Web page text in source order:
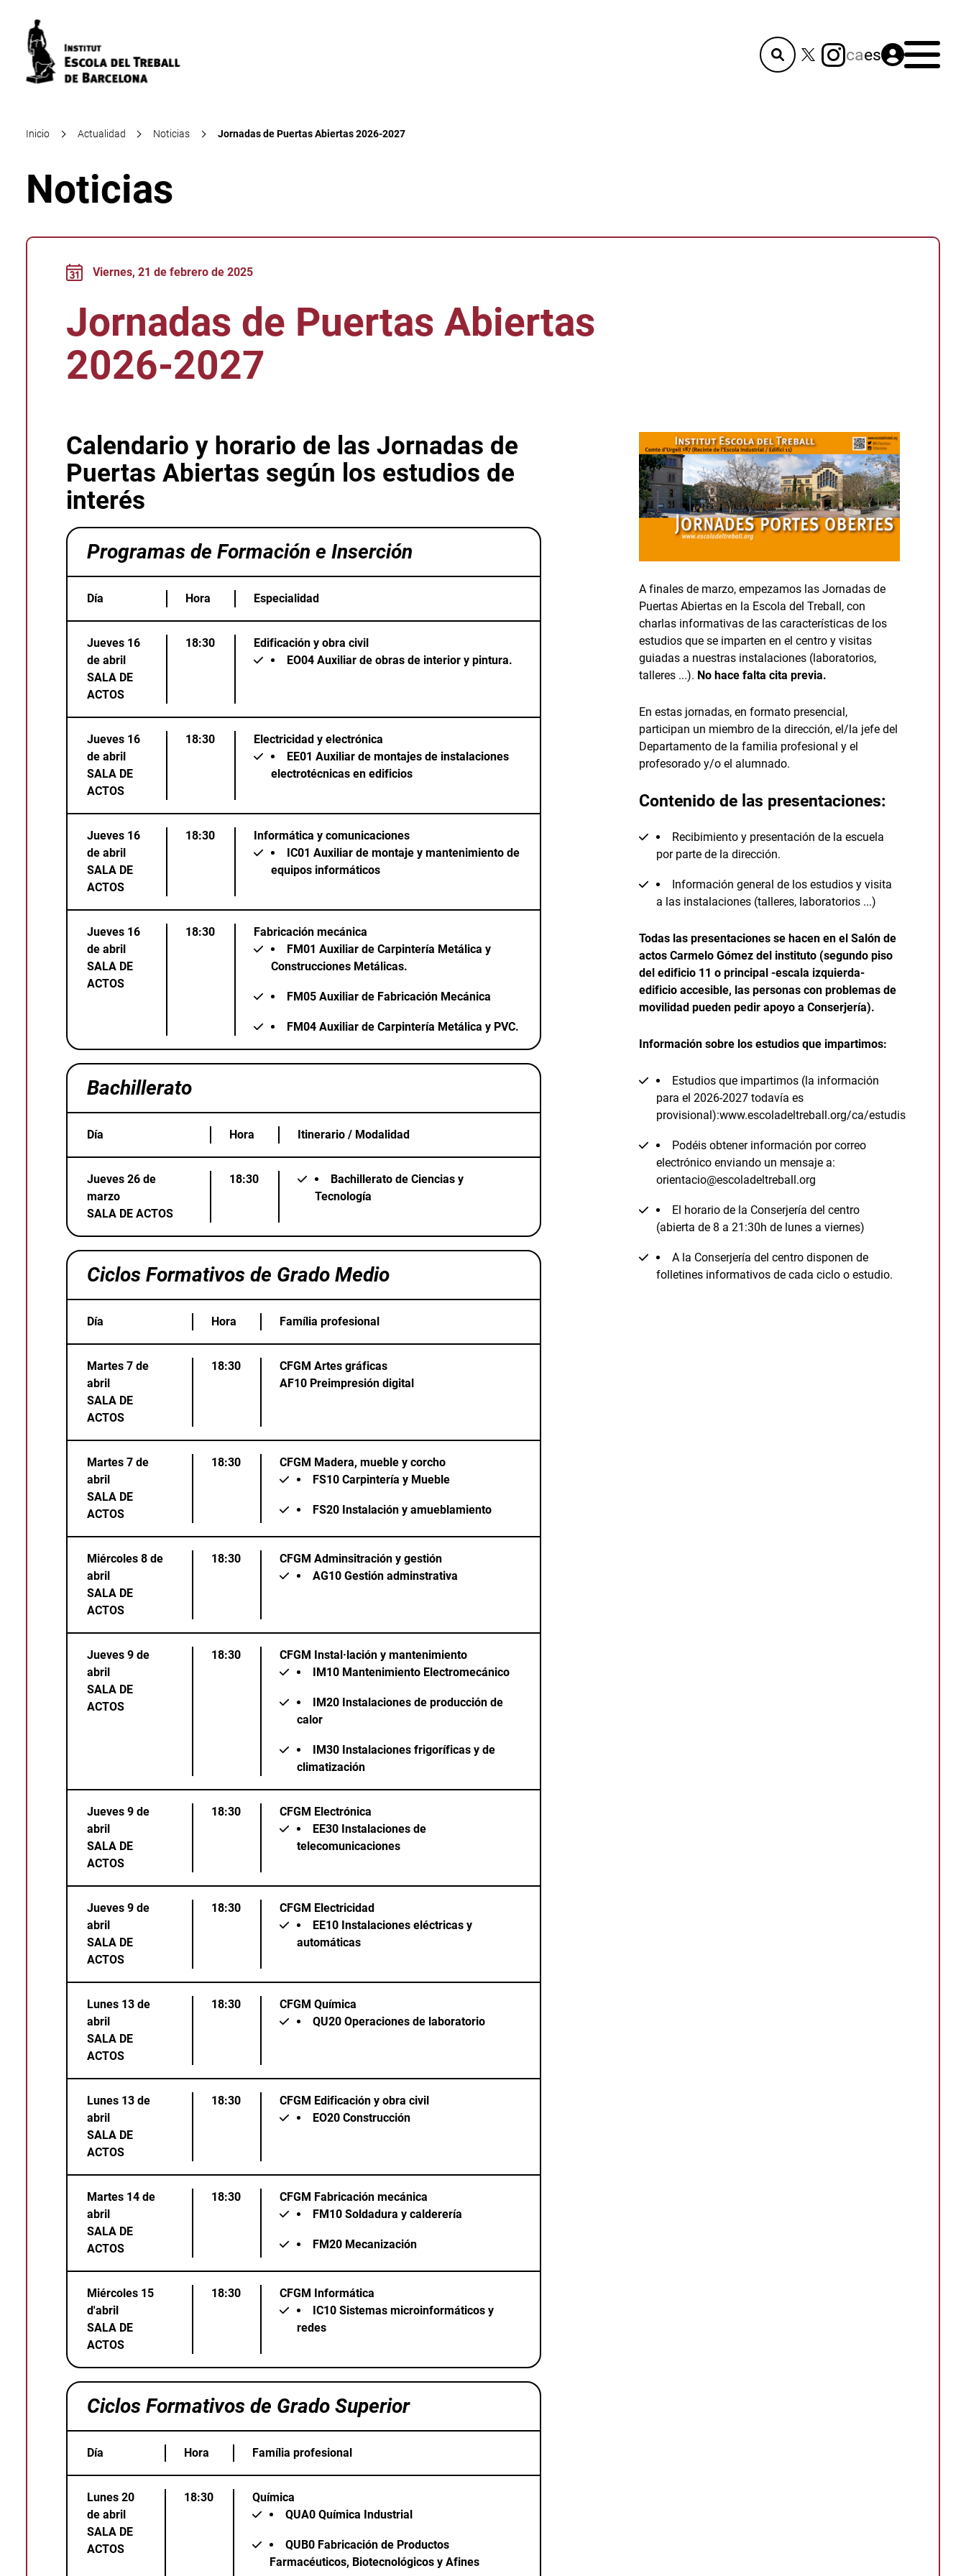
caes Menú
Inicio Actualidad Noticias Jornadas de Puertas Abiertas 2026-2027
Noticias
Viernes, 21 de febrero de 2025
Jornadas de Puertas Abiertas
2026-2027
Calendario y horario de las Jornadas de
Puertas Abiertas según los estudios de
interés
Programas de Formación e Inserción
Día Hora Especialidad
Jueves 16
de abril
SALA DE
ACTOS
18:30
Edificación y obra civil
EO04 Auxiliar de obras de interior y pintura.
Jueves 16
de abril
SALA DE
ACTOS
18:30
Electricidad y electrónica
EE01 Auxiliar de montajes de instalaciones
electrotécnicas en edificios
Jueves 16
de abril
SALA DE
ACTOS
18:30
Informática y comunicaciones
IC01 Auxiliar de montaje y mantenimiento de
equipos informáticos
Jueves 16
de abril
SALA DE
ACTOS
18:30
Fabricación mecánica
FM01 Auxiliar de Carpintería Metálica y
Construcciones Metálicas.
FM05 Auxiliar de Fabricación Mecánica
FM04 Auxiliar de Carpintería Metálica y PVC.
Bachillerato
Día Hora Itinerario / Modalidad
Jueves 26 de
marzo
SALA DE ACTOS
18:30
Bachillerato de Ciencias y
Tecnología
Ciclos Formativos de Grado Medio
Día Hora Família profesional
Martes 7 de
abril
SALA DE
ACTOS
18:30
CFGM Artes gráficas
AF10 Preimpresión digital
Martes 7 de
abril
SALA DE
ACTOS
18:30
CFGM Madera, mueble y corcho
FS10 Carpintería y Mueble
FS20 Instalación y amueblamiento
Miércoles 8 de
abril
SALA DE
ACTOS
18:30
CFGM Adminsitración y gestión
AG10 Gestión adminstrativa
Jueves 9 de
abril
SALA DE
ACTOS
18:30
CFGM Instal·lación y mantenimiento
IM10 Mantenimiento Electromecánico
IM20 Instalaciones de producción de
calor
IM30 Instalaciones frigoríficas y de
climatización
Jueves 9 de
abril
SALA DE
ACTOS
18:30
CFGM Electrónica
EE30 Instalaciones de
telecomunicaciones
Jueves 9 de
abril
SALA DE
ACTOS
18:30
CFGM Electricidad
EE10 Instalaciones eléctricas y
automáticas
Lunes 13 de
abril
SALA DE
ACTOS
18:30
CFGM Química
QU20 Operaciones de laboratorio
Lunes 13 de
abril
SALA DE
ACTOS
18:30
CFGM Edificación y obra civil
EO20 Construcción
Martes 14 de
abril
SALA DE
ACTOS
18:30
CFGM Fabricación mecánica
FM10 Soldadura y calderería
FM20 Mecanización
Miércoles 15
d'abril
SALA DE
ACTOS
18:30
CFGM Informática
IC10 Sistemas microinformáticos y
redes
Ciclos Formativos de Grado Superior
Día Hora Família profesional
Lunes 20
de abril
SALA DE
ACTOS
18:30
Química
QUA0 Química Industrial
QUB0 Fabricación de Productos
Farmacéuticos, Biotecnológicos y Afines
A finales de marzo, empezamos las Jornadas de
Puertas Abiertas en la Escola del Treball, con
charlas informativas de las características de los
estudios que se imparten en el centro y visitas
guiadas a nuestras instalaciones (laboratorios,
talleres ...). No hace falta cita previa.
En estas jornadas, en formato presencial,
participan un miembro de la dirección, el/la jefe del
Departamento de la familia profesional y el
profesorado y/o el alumnado.
Contenido de las presentaciones:
Recibimiento y presentación de la escuela
por parte de la dirección.
Información general de los estudios y visita
a las instalaciones (talleres, laboratorios ...)
Todas las presentaciones se hacen en el Salón de
actos Carmelo Gómez del instituto (segundo piso
del edificio 11 o principal -escala izquierda-
edificio accesible, las personas con problemas de
movilidad pueden pedir apoyo a Conserjería).
Información sobre los estudios que impartimos:
Estudios que impartimos (la información
para el 2026-2027 todavía es
provisional):www.escoladeltreball.org/ca/estudis
Podéis obtener información por correo
electrónico enviando un mensaje a:
orientacio@escoladeltreball.org
El horario de la Conserjería del centro
(abierta de 8 a 21:30h de lunes a viernes)
A la Conserjería del centro disponen de
folletines informativos de cada ciclo o estudio.